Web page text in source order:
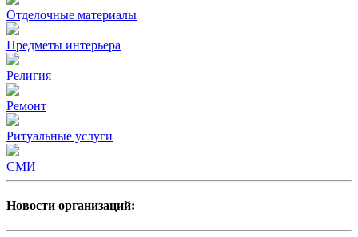
Отделочные материалы
Предметы интерьера
Религия
Ремонт
Ритуальные услуги
СМИ
Новости организаций: